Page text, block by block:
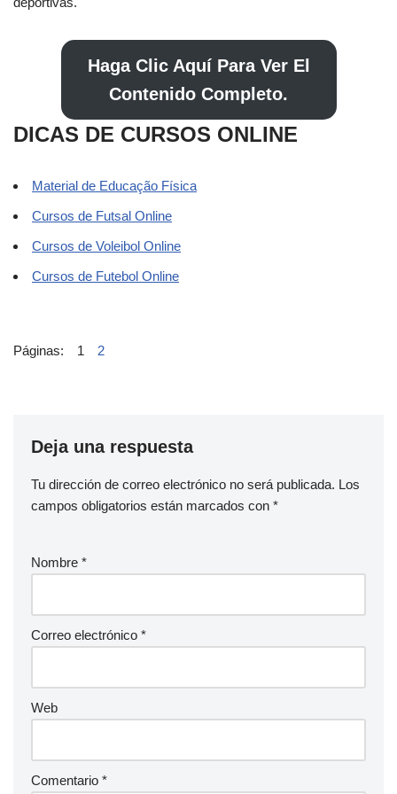
Haga Clic Aquí Para Ver El
Contenido Completo.
DICAS DE CURSOS ONLINE
Material de Educação Física
Cursos de Futsal Online
Cursos de Voleibol Online
Cursos de Futebol Online
Páginas: 1 2
Deja una respuesta
Tu dirección de correo electrónico no será publicada. Los
campos obligatorios están marcados con *
Nombre *
Correo electrónico *
Web
Comentario *